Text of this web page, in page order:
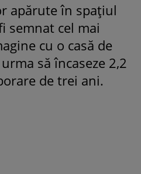
apărute în spațiul
semnat cel mai
cu o casă de
să încaseze 2,2
de trei ani.